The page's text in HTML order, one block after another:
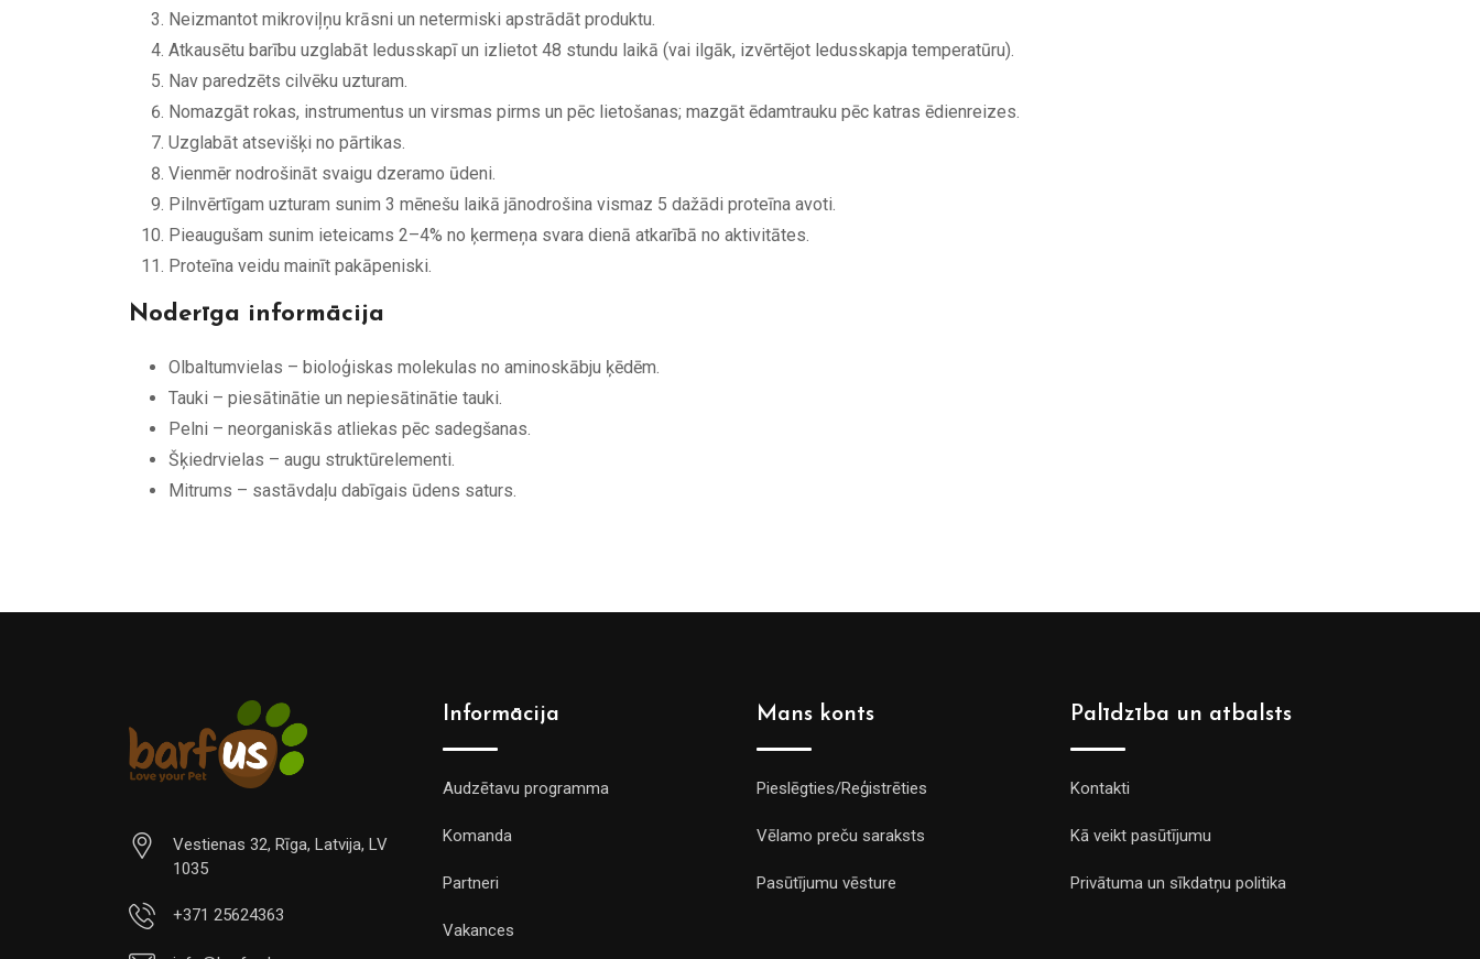
Neizmantot mikroviļņu krāsni un netermiski apstrādāt produktu.
Atkausētu barību uzglabāt ledusskapī un izlietot 48 stundu laikā (vai ilgāk, izvērtējot ledusskapja temperatūru).
Nav paredzēts cilvēku uzturam.
Nomazgāt rokas, instrumentus un virsmas pirms un pēc lietošanas; mazgāt ēdamtrauku pēc katras ēdienreizes.
Uzglabāt atsevišķi no pārtikas.
Vienmēr nodrošināt svaigu dzeramo ūdeni.
Pilnvērtīgam uzturam sunim 3 mēnešu laikā jānodrošina vismaz 5 dažādi proteīna avoti.
Pieaugušam sunim ieteicams 2–4% no ķermeņa svara dienā atkarībā no aktivitātes.
Proteīna veidu mainīt pakāpeniski.
Noderīga informācija
Olbaltumvielas – bioloģiskas molekulas no aminoskābju ķēdēm.
Tauki – piesātinātie un nepiesātinātie tauki.
Pelni – neorganiskās atliekas pēc sadegšanas.
Šķiedrvielas – augu struktūrelementi.
Mitrums – sastāvdaļu dabīgais ūdens saturs.
Vestienas 32, Rīga, Latvija, LV
1035
+371 25624363
Informācija
Audzētavu programma
Komanda
Partneri
Vakances
Mans konts
Pieslēgties/Reģistrēties
Vēlamo preču saraksts
Pasūtījumu vēsture
Palīdzība un atbalsts
Kontakti
Kā veikt pasūtījumu
Privātuma un sīkdatņu politika